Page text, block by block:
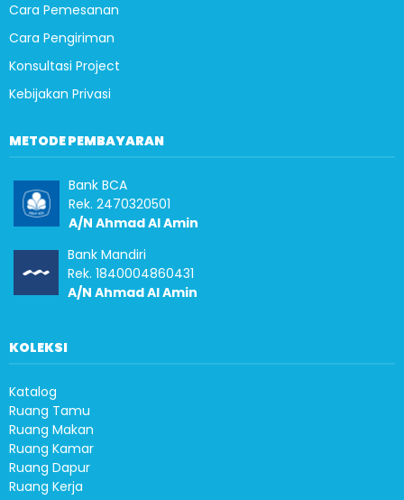
Cara Pemesanan
Cara Pengiriman
Konsultasi Project
Kebijakan Privasi
METODE PEMBAYARAN
Bank BCA
Rek. 2470320501
A/N Ahmad Al Amin
Bank Mandiri
Rek. 1840004860431
A/N Ahmad Al Amin
KOLEKSI
Katalog
Ruang Tamu
Ruang Makan
Ruang Kamar
Ruang Dapur
Ruang Kerja